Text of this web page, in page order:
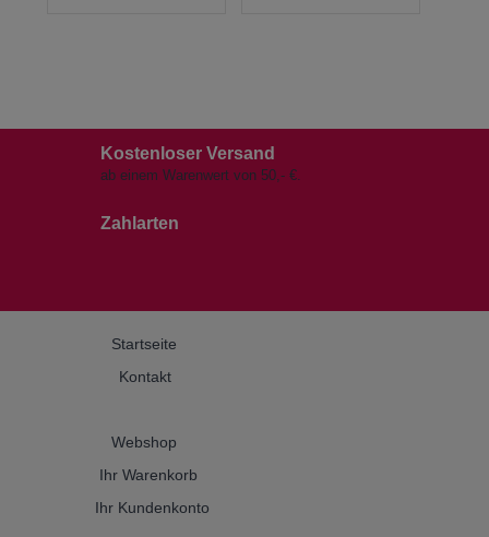
Kostenloser Versand
ab einem Warenwert von 50,- €.
Zahlarten
Startseite
Kontakt
Webshop
Ihr Warenkorb
Ihr Kundenkonto